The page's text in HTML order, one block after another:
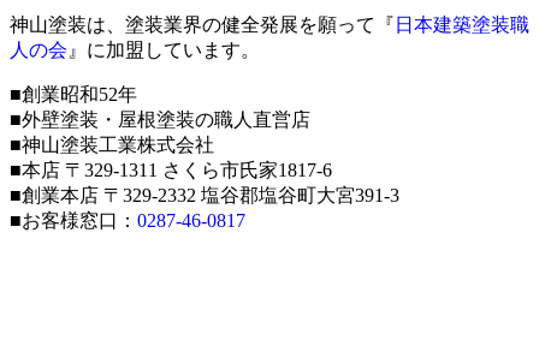
神山塗装は、塗装業界の健全発展を願って『 日本建築塗装職
人の会 』に加盟しています。
■創業昭和52年
■外壁塗装・屋根塗装の職人直営店
■神山塗装工業株式会社
■本店 〒329-1311 さくら市氏家1817-6
■創業本店 〒329-2332 塩谷郡塩谷町大宮391-3
■お客様窓口： 0287-46-0817